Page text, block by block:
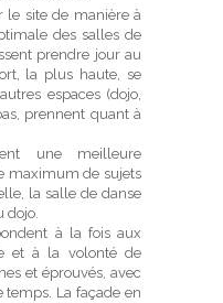
le site de manière à
des salles de
prendre jour au
la plus haute, se
espaces (dojo,
prennent quant à
une meilleure
maximum de sujets
la salle de danse
dojo.
à la fois aux
et à la volonté de
et éprouvés, avec
La façade en